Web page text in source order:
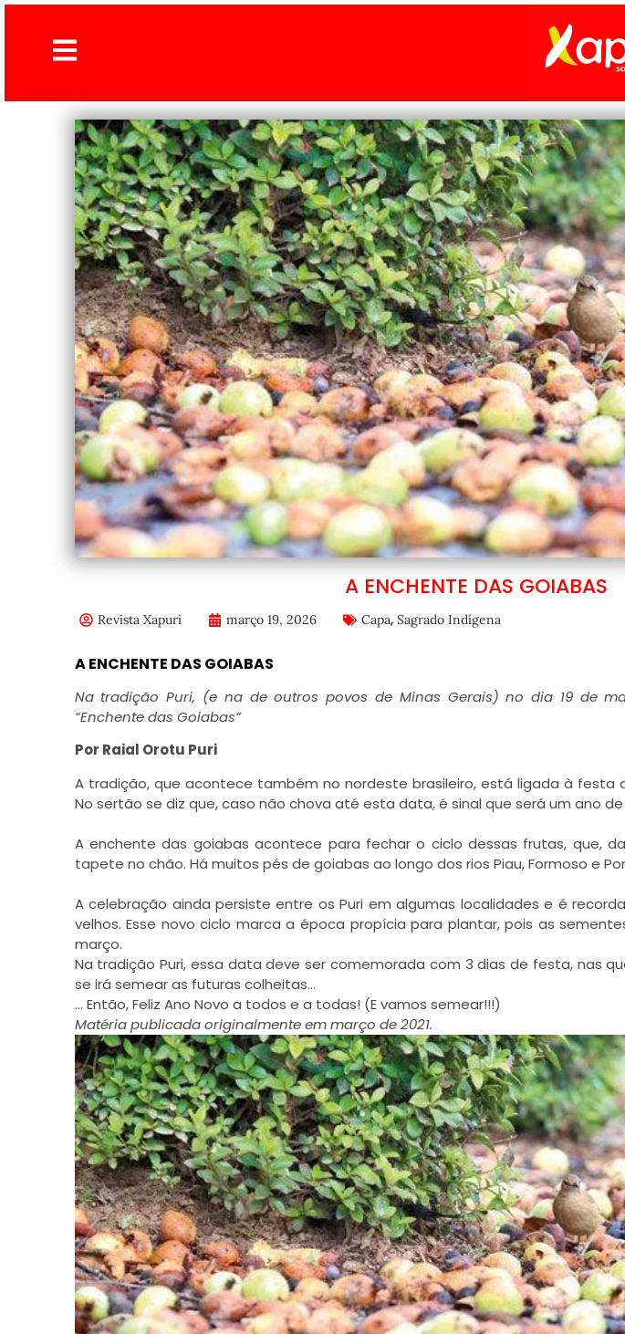
A ENCHENTE DAS GOIABAS
Revista Xapuri março 19, 2026 Capa, Sagrado Indígena
A ENCHENTE DAS GOIABAS
Na tradição Puri, (e na de outros povos de Minas Gerais) no dia 19 de
“Enchente das Goiabas”
Por Raial Orotu Puri
A tradição, que acontece também no nordeste brasileiro, está ligada à festa
No sertão se diz que, caso não chova até esta data, é sinal que será um ano
A enchente das goiabas acontece para fechar o ciclo dessas frutas, que,
tapete no chão. Há muitos pés de goiabas ao longo dos rios Piau, Formoso e
A celebração ainda persiste entre os Puri em algumas localidades e é
velhos.Esse novo ciclo marca a época propícia para plantar, pois as
março.
Na tradição Puri, essa data deve ser comemorada com 3 dias de festa, nas
se irá semear as futuras colheitas…
… Então, Feliz Ano Novo a todos e a todas! (E vamos semear!!!)
Matéria publicada originalmente em março de 2021.